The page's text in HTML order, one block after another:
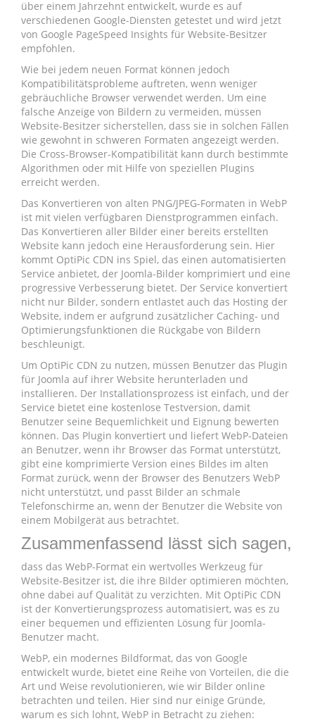
über einem Jahrzehnt entwickelt, wurde es auf
verschiedenen Google-Diensten getestet und wird jetzt
von Google PageSpeed Insights für Website-Besitzer
empfohlen.
Wie bei jedem neuen Format können jedoch
Kompatibilitätsprobleme auftreten, wenn weniger
gebräuchliche Browser verwendet werden. Um eine
falsche Anzeige von Bildern zu vermeiden, müssen
Website-Besitzer sicherstellen, dass sie in solchen Fällen
wie gewohnt in schweren Formaten angezeigt werden.
Die Cross-Browser-Kompatibilität kann durch bestimmte
Algorithmen oder mit Hilfe von speziellen Plugins
erreicht werden.
Das Konvertieren von alten PNG/JPEG-Formaten in WebP
ist mit vielen verfügbaren Dienstprogrammen einfach.
Das Konvertieren aller Bilder einer bereits erstellten
Website kann jedoch eine Herausforderung sein. Hier
kommt OptiPic CDN ins Spiel, das einen automatisierten
Service anbietet, der Joomla-Bilder komprimiert und eine
progressive Verbesserung bietet. Der Service konvertiert
nicht nur Bilder, sondern entlastet auch das Hosting der
Website, indem er aufgrund zusätzlicher Caching- und
Optimierungsfunktionen die Rückgabe von Bildern
beschleunigt.
Um OptiPic CDN zu nutzen, müssen Benutzer das Plugin
für Joomla auf ihrer Website herunterladen und
installieren. Der Installationsprozess ist einfach, und der
Service bietet eine kostenlose Testversion, damit
Benutzer seine Bequemlichkeit und Eignung bewerten
können. Das Plugin konvertiert und liefert WebP-Dateien
an Benutzer, wenn ihr Browser das Format unterstützt,
gibt eine komprimierte Version eines Bildes im alten
Format zurück, wenn der Browser des Benutzers WebP
nicht unterstützt, und passt Bilder an schmale
Telefonschirme an, wenn der Benutzer die Website von
einem Mobilgerät aus betrachtet.
Zusammenfassend lässt sich sagen,
dass das WebP-Format ein wertvolles Werkzeug für
Website-Besitzer ist, die ihre Bilder optimieren möchten,
ohne dabei auf Qualität zu verzichten. Mit OptiPic CDN
ist der Konvertierungsprozess automatisiert, was es zu
einer bequemen und effizienten Lösung für Joomla-
Benutzer macht.
WebP, ein modernes Bildformat, das von Google
entwickelt wurde, bietet eine Reihe von Vorteilen, die die
Art und Weise revolutionieren, wie wir Bilder online
betrachten und teilen. Hier sind nur einige Gründe,
warum es sich lohnt, WebP in Betracht zu ziehen: